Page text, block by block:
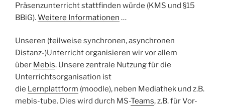
Präsenzunterricht stattfinden würde (KMS und §15
BBiG).Weitere Informationen …
Unseren (teilweise synchronen, asynchronen
Distanz-)Unterricht organisieren wir vor allem
über Mebis. Unsere zentrale Nutzung für die
Unterrichtsorganisation ist
die Lernplattform (moodle), neben Mediathek und z.B.
mebis-tube. Dies wird durch MS-Teams, z.B. für Vor-